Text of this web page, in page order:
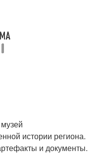
истории региона.
и документы.